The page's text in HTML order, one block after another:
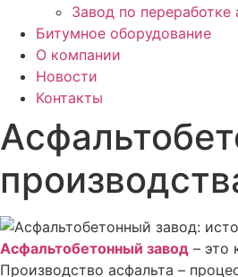
Завод по переработке
Битумное оборудование
О компании
Новости
Контакты
Асфальтобетонный завод – это
Производство асфальта –